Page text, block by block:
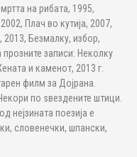
на рибата, 1995,
Плач во кутија, 2007,
2013, Безмалку, избор,
записи: Неколку
и каменот, 2013 г.
филм за Дојрана.
по ѕвездените штици.
нејзината поезија е
словенечки, шпански,